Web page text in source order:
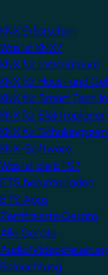
KNX Erforschen
Was ist KNX?
KNX für Installateure
KNX für Haus- und
KNX für Smart Tech
KNX für
KNX für
KNX-Software
Was ist die ETS?
ETS herunterladen
ETS Apps
Zertifizierte Geräte
Alle Geräte
Audio/
Beleuchtung